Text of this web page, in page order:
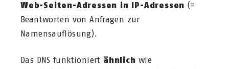
Web-Seiten-Adressen in IP-Adressen (=
Beantworten von Anfragen zur
Namensauflösung).
Das DNS funktioniert ähnlich wie